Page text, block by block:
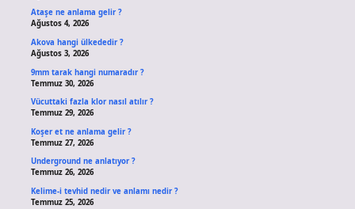
Ataşe ne anlama gelir ?
Ağustos 4, 2026
Akova hangi ülkededir ?
Ağustos 3, 2026
9mm tarak hangi numaradır ?
Temmuz 30, 2026
Vücuttaki fazla klor nasıl atılır ?
Temmuz 29, 2026
Koşer et ne anlama gelir ?
Temmuz 27, 2026
Underground ne anlatıyor ?
Temmuz 26, 2026
Kelime-i tevhid nedir ve anlamı nedir ?
Temmuz 25, 2026